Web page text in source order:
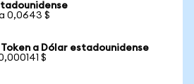
0,0643 $
a Dólar estadounidense
$